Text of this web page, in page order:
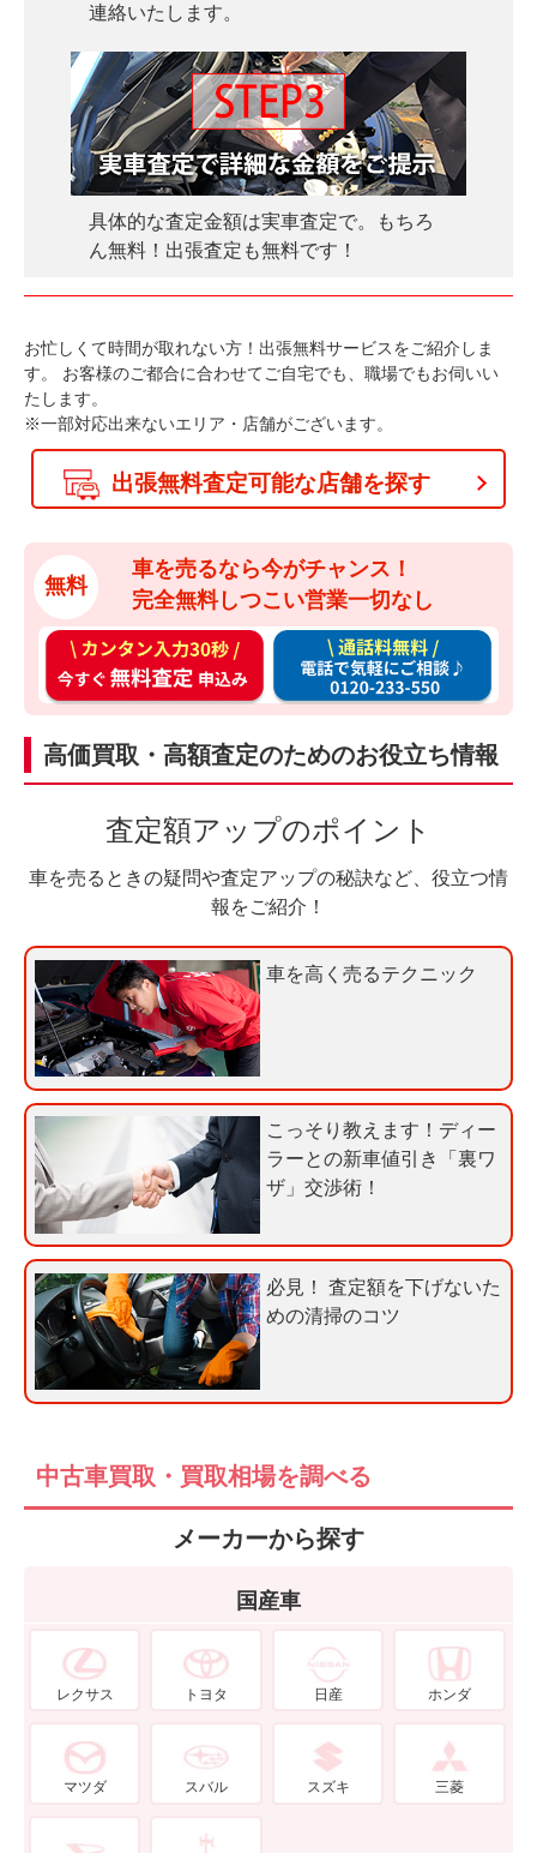
連絡いたします。
具体的な査定金額は実車査定で。もちろ
ん無料！出張査定も無料です！
お忙しくて時間が取れない方！出張無料サービスをご紹介しま
す。
お客様のご都合に合わせてご自宅でも、職場でもお伺いい
たします。
※一部対応出来ないエリア・店舗がございます。
出張無料査定可能な店舗を探す
無料
車を売るなら今がチャンス！
完全無料しつこい営業一切なし
カ
ン
タ
ン
入
秒
す
ぐ
無
料
査
定
申
込
み
通
料
無
料
電
で
に
高価買取・高額査定のためのお役立ち情報
査定額アップのポイント
車を売るときの疑問や査定アップの秘訣など、役立つ情
報をご紹介！
車を高く売るテクニック
こっそり教えます！ディー
ラーとの新車値引き「裏ワ
ザ」交渉術！
必見！ 査定額を下げないた
めの清掃のコツ
中古車買取・買取相場を調べる
メーカーから探す
国産車
レクサス トヨタ 日産 ホンダ
マツダ スバル スズキ 三菱